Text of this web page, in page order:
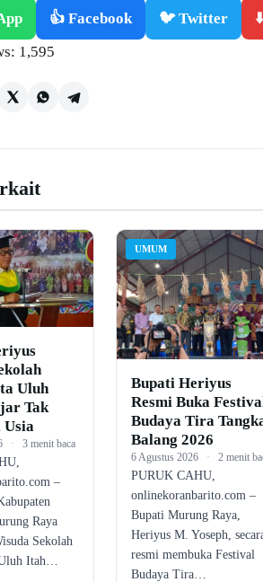
👍 Facebook 🐦 Twitter
1,595
Uluh
Tak
Usia
· 3 menit baca
–
Raya
Sekolah
Itah…
UMUM
Bupati Heriyus
Resmi Buka
Budaya Tira
Balang 2026
6 Agustus 2026 · 2 menit
PURUK CAHU,
onlinekoranbarito.com –
Bupati Murung Raya,
Heriyus M. Yoseph,
resmi membuka Festival
Budaya Tira…